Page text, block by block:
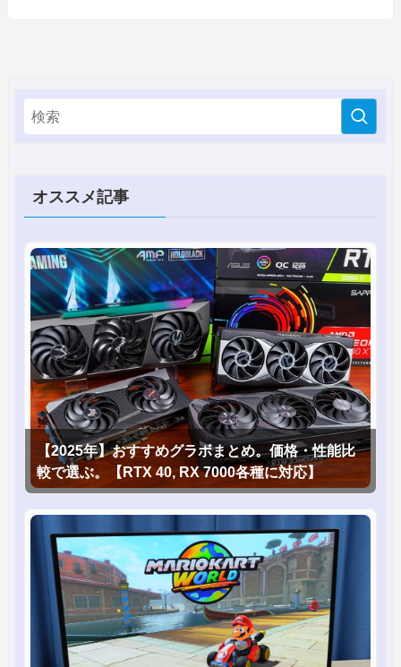
オススメ記事
【2025年】おすすめグラボまとめ。価格・性能比
較で選ぶ。【RTX 40, RX 7000各種に対応】